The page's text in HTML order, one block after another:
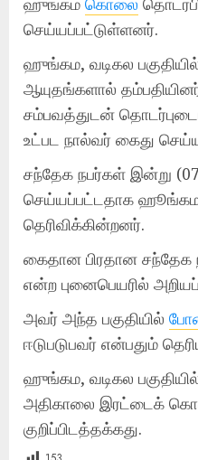
செய்யப்பட்டுள்ளனர்.
ஹுங்கம, வடிகல
ஆயுதங்களால்
சம்பவத்துடன்
உட்பட நால்வர் கைது
சந்தேக நபர்கள் இன்று
செய்யப்பட்டதாக
தெரிவிக்கின்றனர்.
கைதான பிரதான சந்தேக
என்ற புனைபெயரில்
அவர் அந்த பகுதியில்
ஈடுபடுபவர் என்பதும்
ஹுங்கம, வடிகல
அதிகாலை இரட்டைக்
குறிப்பிடத்தக்கது.